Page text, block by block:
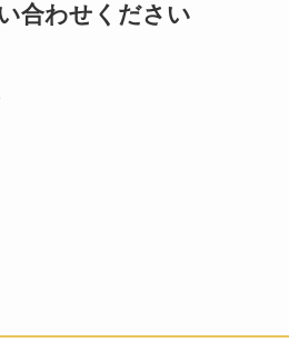
合わせください